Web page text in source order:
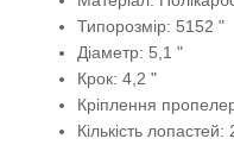
Типорозмір: 5152 "
Діаметр: 5,1 "
Крок: 4,2 "
Кріплення
Кількість лопастей: